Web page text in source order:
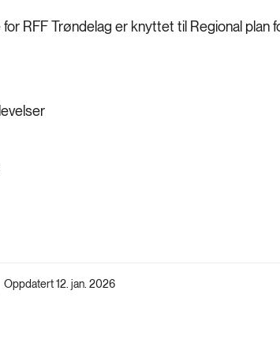
RFF Trøndelag er knyttet til Regional plan
Oppdatert 12. jan. 2026